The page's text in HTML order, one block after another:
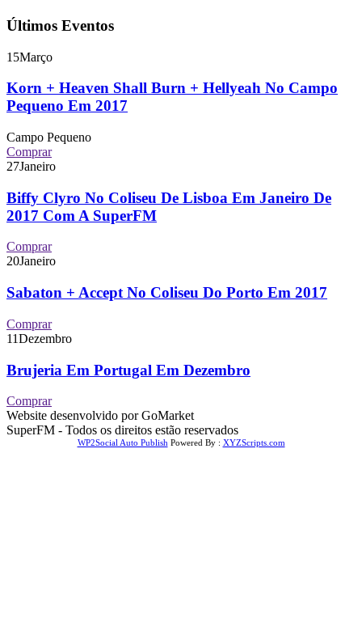
Últimos Eventos
15Março
Korn + Heaven Shall Burn + Hellyeah No Campo
Pequeno Em 2017
Campo Pequeno
Comprar
27Janeiro
Biffy Clyro No Coliseu De Lisboa Em Janeiro De
2017 Com A SuperFM
Comprar
20Janeiro
Sabaton + Accept No Coliseu Do Porto Em 2017
Comprar
11Dezembro
Brujeria Em Portugal Em Dezembro
Comprar
Website desenvolvido por GoMarket
SuperFM - Todos os direitos estão reservados
WP2Social Auto Publish Powered By : XYZScripts.com